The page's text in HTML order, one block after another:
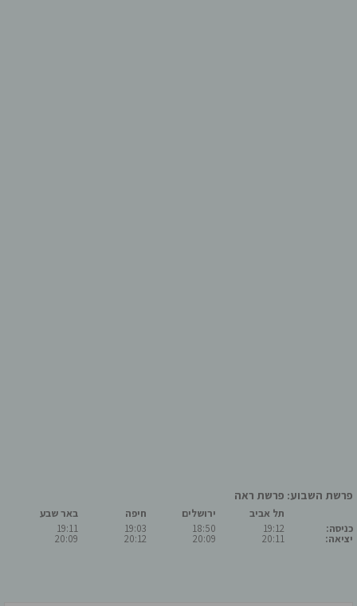
פרשת השבוע: פרשת ראה
כניסה:
יציאה:
תל אביב
19:12
20:11
ירושלים
18:50
20:09
חיפה
19:03
20:12
באר שבע
19:11
20:09